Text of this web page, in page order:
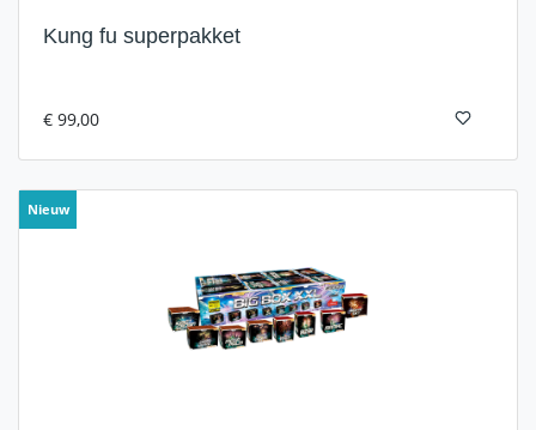
Kung fu superpakket
€ 99,00
Nieuw